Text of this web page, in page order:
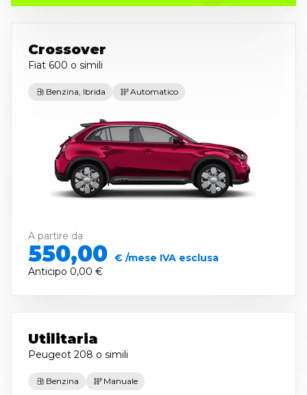
Crossover
Fiat 600 o simili
Benzina, Ibrida Automatico
A partire da
550,00 € /mese IVA esclusa
Anticipo 0,00 €
Utilitaria
Peugeot 208 o simili
Benzina Manuale